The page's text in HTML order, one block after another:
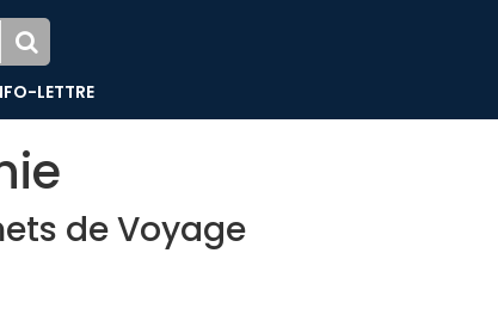
LETTRE
de Voyage